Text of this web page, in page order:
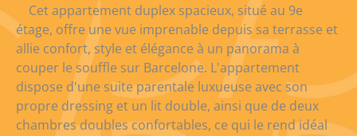
Cet appartement duplex spacieux, situé au 9e
étage, offre une vue imprenable depuis sa terrasse et
allie confort, style et élégance à un panorama à
couper le souffle sur Barcelone. L'appartement
dispose d'une suite parentale luxueuse avec son
propre dressing et un lit double, ainsi que de deux
chambres doubles confortables, ce qui le rend idéal